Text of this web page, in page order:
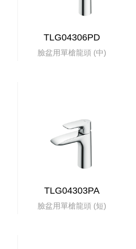
TLG04306PD
臉盆用單槍龍頭 (中)
TLG04303PA
臉盆用單槍龍頭 (短)